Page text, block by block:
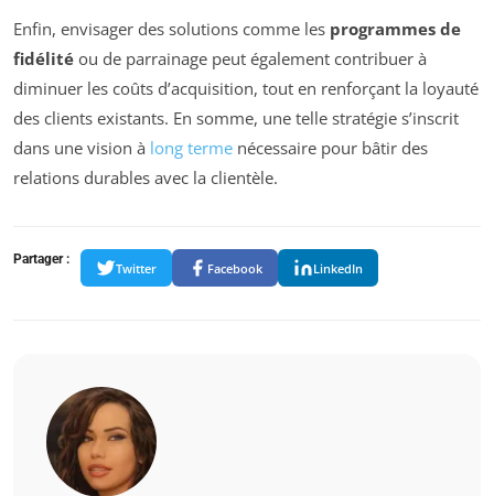
Enfin, envisager des solutions comme les programmes de
fidélité ou de parrainage peut également contribuer à
diminuer les coûts d’acquisition, tout en renforçant la loyauté
des clients existants. En somme, une telle stratégie s’inscrit
dans une vision à long terme nécessaire pour bâtir des
relations durables avec la clientèle.
Partager :
Twitter Facebook LinkedIn